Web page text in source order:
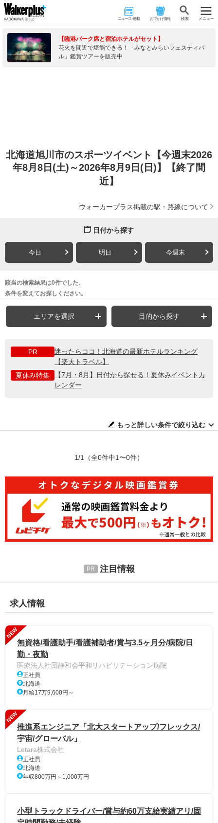
ニュース･連載 おでかけ情報 検 索 メニュー
【臨港パーク席と宿泊ホテルがセット】
花火を間近で堪能できる！「みなとみらいフェスティバ
ル」鑑賞ツアーを販売中
北海道旭川市のスポーツイベント【今週末2026
年8月8日(土)～2026年8月9日(日)】【終了間
近】
ウォーカープラス掲載の駅・路線について
日付から探す
今日 明日 今週末
該当の検索結果は0件でした。
条件を変えてお探しください。
エリアを選択 目的から探す
PR
迷ったらココ！北海道の最新ホテルランキング
【楽天トラベル】
夏休み特集
【7月・8月】日付から探せる！夏休みイベントカ
レンダー
もっと詳しい条件で絞り込む
1/1 （全0件中1〜0件）
注目情報
求人情報
NEW
無資格/看護助手/看護補助者/賞与3.5ヶ月分/病院/日
勤・夜勤
医療法人社団静和会平和リハビリテーション病院
正社員
北海道
月給17万9,600円～
NEW
推進系エンジニア「北大スタートアップ/フレックス/
宇宙/グローバル」
Letara株式会社
正社員
北海道
年収800万円～1,000万円
小型トラックドライバー/賞与約60万支給実績アリ/固